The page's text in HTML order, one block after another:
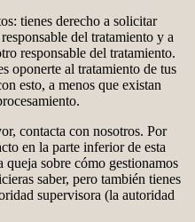
tienes derecho a solicitar
del tratamiento y a
responsable del tratamiento.
oponerte al tratamiento de tus
esto, a menos que existan
contacta con nosotros. Por
en la parte inferior de esta
sobre cómo gestionamos
saber, pero también tienes
supervisora (la autoridad